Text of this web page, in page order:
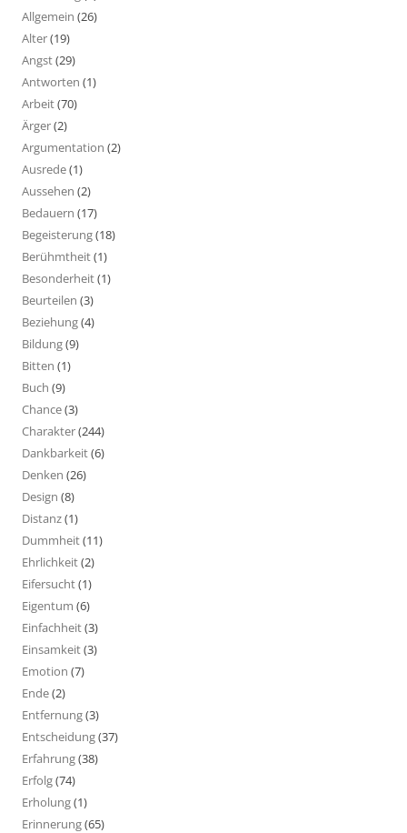
Allgemein (26)
Alter(19)
Angst(29)
Antworten (1)
Arbeit(70)
Ärger(2)
Argumentation (2)
Ausrede(1)
Aussehen (2)
Bedauern (17)
Begeisterung(18)
Berühmtheit(1)
Besonderheit(1)
Beurteilen (3)
Beziehung(4)
Bildung(9)
Bitten (1)
Buch (9)
Chance(3)
Charakter(244)
Dankbarkeit(6)
Denken (26)
Design (8)
Distanz(1)
Dummheit(11)
Ehrlichkeit(2)
Eifersucht(1)
Eigentum (6)
Einfachheit(3)
Einsamkeit(3)
Emotion (7)
Ende(2)
Entfernung(3)
Entscheidung(37)
Erfahrung(38)
Erfolg(74)
Erholung(1)
Erinnerung(65)